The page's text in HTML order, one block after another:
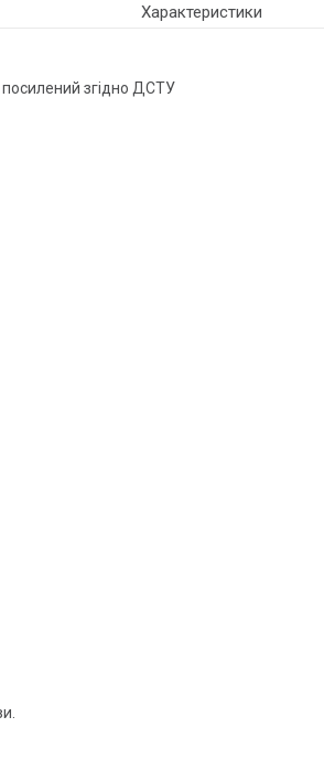
Характеристики
згідно ДСТУ